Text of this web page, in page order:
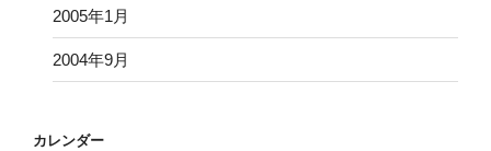
2005年1月
2004年9月
カレンダー